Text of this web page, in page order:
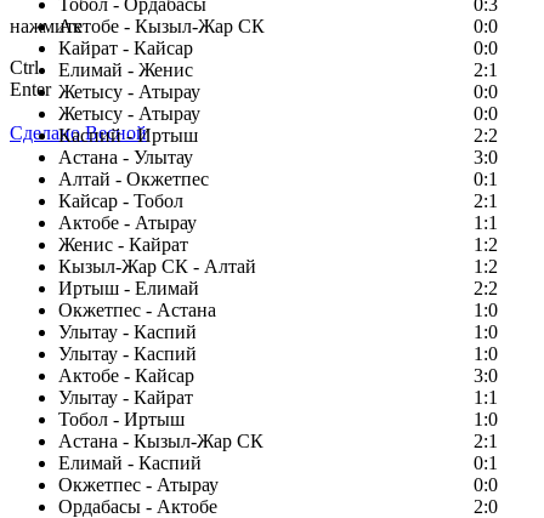
Тобол - Ордабасы
0:3
Актобе - Кызыл-Жар СК
0:0
Кайрат - Кайсар
0:0
Елимай - Женис
2:1
Жетысу - Атырау
0:0
Жетысу - Атырау
0:0
Каспий - Иртыш
2:2
Астана - Улытау
3:0
Алтай - Окжетпес
0:1
Кайсар - Тобол
2:1
Актобе - Атырау
1:1
Женис - Кайрат
1:2
Кызыл-Жар СК - Алтай
1:2
Иртыш - Елимай
2:2
Окжетпес - Астана
1:0
Улытау - Каспий
1:0
Улытау - Каспий
1:0
Актобе - Кайсар
3:0
Улытау - Кайрат
1:1
Тобол - Иртыш
1:0
Астана - Кызыл-Жар СК
2:1
Елимай - Каспий
0:1
Окжетпес - Атырау
0:0
Ордабасы - Актобе
2:0
нажмите
Ctrl
Enter
Сделано Весной